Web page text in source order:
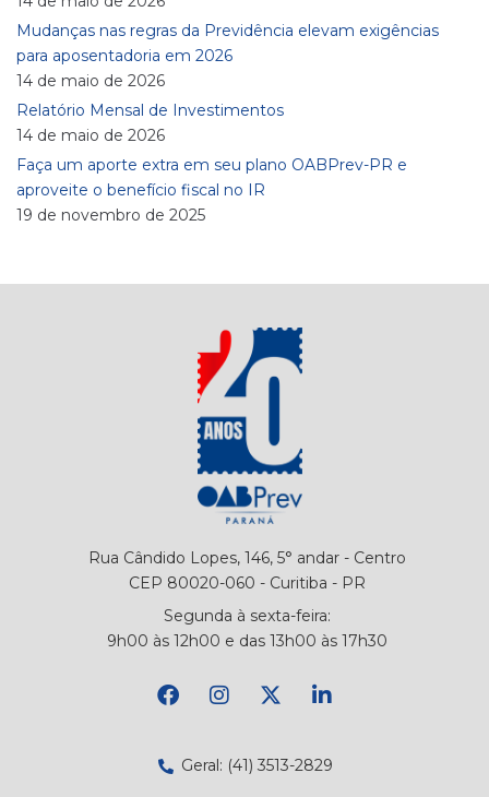
Mudanças nas regras da Previdência elevam exigências
para aposentadoria em 2026
14 de maio de 2026
Relatório Mensal de Investimentos
14 de maio de 2026
Faça um aporte extra em seu plano OABPrev-PR e
aproveite o benefício fiscal no IR
19 de novembro de 2025
Rua Cândido Lopes, 146, 5° andar - Centro
CEP 80020-060 - Curitiba - PR
Segunda à sexta-feira:
9h00 às 12h00 e das 13h00 às 17h30
Geral: (41) 3513-2829